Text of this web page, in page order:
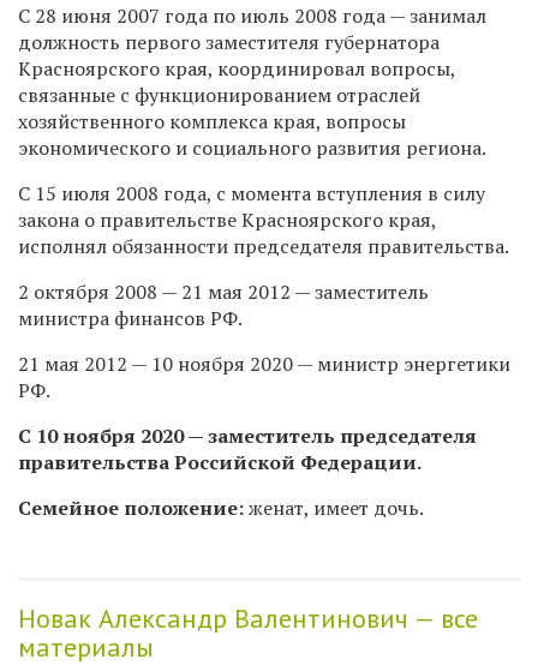
С 28 июня 2007 года по июль 2008 года — занимал
должность первого заместителя губернатора
Красноярского края, координировал вопросы,
связанные с функционированием отраслей
хозяйственного комплекса края, вопросы
экономического и социального развития региона.
С 15 июля 2008 года, с момента вступления в силу
закона о правительстве Красноярского края,
исполнял обязанности председателя правительства.
2 октября 2008 — 21 мая 2012 — заместитель
министра финансов РФ.
21 мая 2012 — 10 ноября 2020 — министр энергетики
РФ.
С 10 ноября 2020 — заместитель председателя
правительства Российской Федерации.
Семейное положение:женат, имеет дочь.
Новак Александр Валентинович — все
материалы